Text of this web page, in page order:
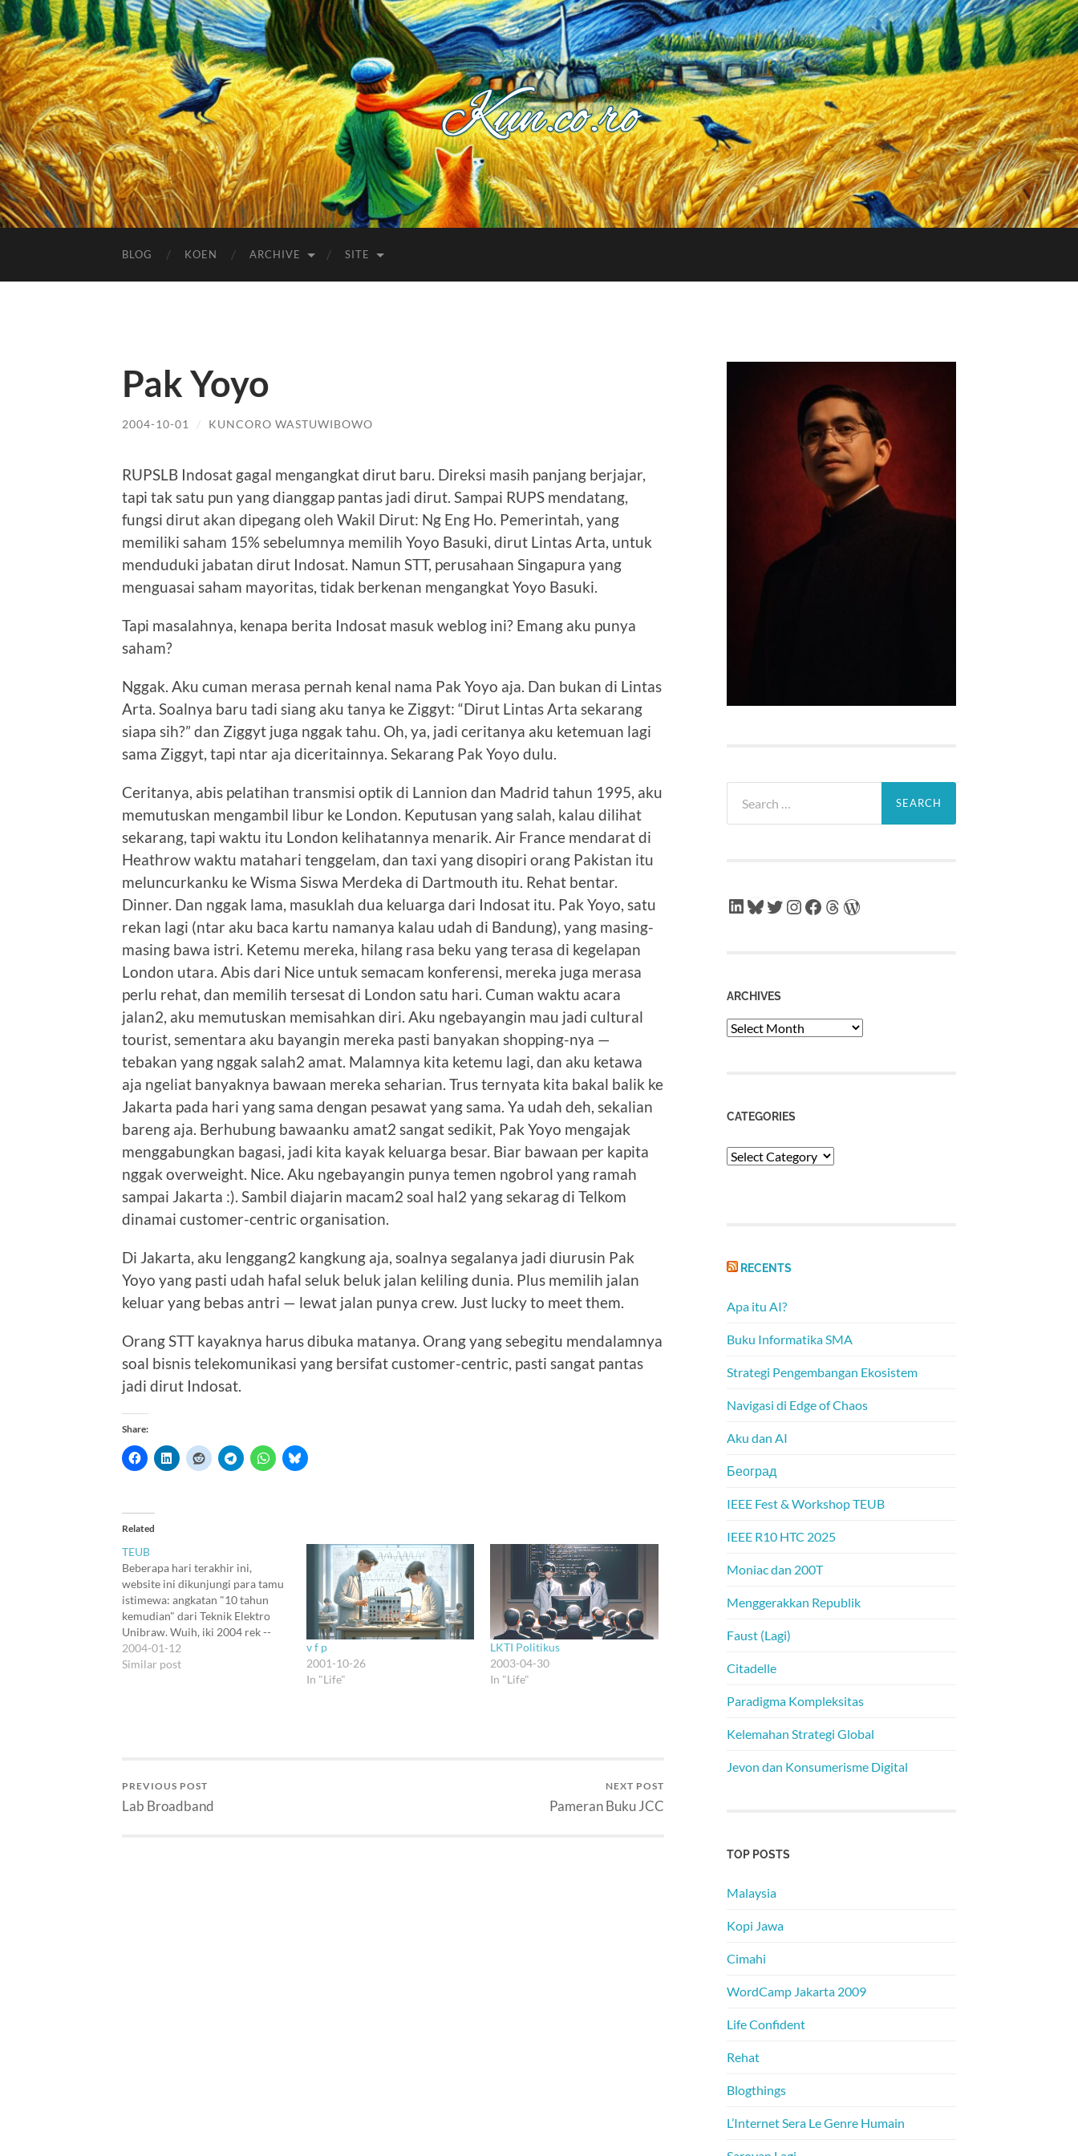
Kuncoro++
BLOG KOEN ARCHIVE SITE
Pak Yoyo
2004-10-01 / KUNCORO WASTUWIBOWO
RUPSLB Indosat gagal mengangkat dirut baru. Direksi masih panjang berjajar,
tapi tak satu pun yang dianggap pantas jadi dirut. Sampai RUPS mendatang,
fungsi dirut akan dipegang oleh Wakil Dirut: Ng Eng Ho. Pemerintah, yang
memiliki saham 15% sebelumnya memilih Yoyo Basuki, dirut Lintas Arta, untuk
menduduki jabatan dirut Indosat. Namun STT, perusahaan Singapura yang
menguasai saham mayoritas, tidak berkenan mengangkat Yoyo Basuki.
Tapi masalahnya, kenapa berita Indosat masuk weblog ini? Emang aku punya
saham?
Nggak. Aku cuman merasa pernah kenal nama Pak Yoyo aja. Dan bukan di Lintas
Arta. Soalnya baru tadi siang aku tanya ke Ziggyt: “Dirut Lintas Arta sekarang
siapa sih?” dan Ziggyt juga nggak tahu. Oh, ya, jadi ceritanya aku ketemuan lagi
sama Ziggyt, tapi ntar aja diceritainnya. Sekarang Pak Yoyo dulu.
Ceritanya, abis pelatihan transmisi optik di Lannion dan Madrid tahun 1995, aku
memutuskan mengambil libur ke London. Keputusan yang salah, kalau dilihat
sekarang, tapi waktu itu London kelihatannya menarik. Air France mendarat di
Heathrow waktu matahari tenggelam, dan taxi yang disopiri orang Pakistan itu
meluncurkanku ke Wisma Siswa Merdeka di Dartmouth itu. Rehat bentar.
Dinner. Dan nggak lama, masuklah dua keluarga dari Indosat itu. Pak Yoyo, satu
rekan lagi (ntar aku baca kartu namanya kalau udah di Bandung), yang masing-
masing bawa istri. Ketemu mereka, hilang rasa beku yang terasa di kegelapan
London utara. Abis dari Nice untuk semacam konferensi, mereka juga merasa
perlu rehat, dan memilih tersesat di London satu hari. Cuman waktu acara
jalan2, aku memutuskan memisahkan diri. Aku ngebayangin mau jadi cultural
tourist, sementara aku bayangin mereka pasti banyakan shopping-nya —
tebakan yang nggak salah2 amat. Malamnya kita ketemu lagi, dan aku ketawa
aja ngeliat banyaknya bawaan mereka seharian. Trus ternyata kita bakal balik ke
Jakarta pada hari yang sama dengan pesawat yang sama. Ya udah deh, sekalian
bareng aja. Berhubung bawaanku amat2 sangat sedikit, Pak Yoyo mengajak
menggabungkan bagasi, jadi kita kayak keluarga besar. Biar bawaan per kapita
nggak overweight. Nice. Aku ngebayangin punya temen ngobrol yang ramah
sampai Jakarta :). Sambil diajarin macam2 soal hal2 yang sekarag di Telkom
dinamai customer-centric organisation.
Di Jakarta, aku lenggang2 kangkung aja, soalnya segalanya jadi diurusin Pak
Yoyo yang pasti udah hafal seluk beluk jalan keliling dunia. Plus memilih jalan
keluar yang bebas antri — lewat jalan punya crew. Just lucky to meet them.
Orang STT kayaknya harus dibuka matanya. Orang yang sebegitu mendalamnya
soal bisnis telekomunikasi yang bersifat customer-centric, pasti sangat pantas
jadi dirut Indosat.
Share:
Related
TEUB
Beberapa hari terakhir ini,
website ini dikunjungi para tamu
istimewa: angkatan "10 tahun
kemudian" dari Teknik Elektro
Unibraw. Wuih, iki 2004 rek --
taon 1994 aku wis lulus. Yang
paling banyak dari Lab
2004-01-12
Similar post
v f p
2001-10-26
In "Life"
LKTI Politikus
2003-04-30
In "Life"
PREVIOUS POST
Lab Broadband
NEXT POST
Pameran Buku JCC
for:
LinkedIn
Bluesky
Twitter
Instagram
Facebook
Threads
WordPress
ARCHIVES
Archives
CATEGORIES
Categories
RECENTS
Apa itu AI?
Buku Informatika SMA
Strategi Pengembangan Ekosistem
Navigasi di Edge of Chaos
Aku dan AI
Београд
IEEE Fest & Workshop TEUB
IEEE R10 HTC 2025
Moniac dan 200T
Menggerakkan Republik
Faust (Lagi)
Citadelle
Paradigma Kompleksitas
Kelemahan Strategi Global
Jevon dan Konsumerisme Digital
TOP POSTS
Malaysia
Kopi Jawa
Cimahi
WordCamp Jakarta 2009
Life Confident
Rehat
Blogthings
L’Internet Sera Le Genre Humain